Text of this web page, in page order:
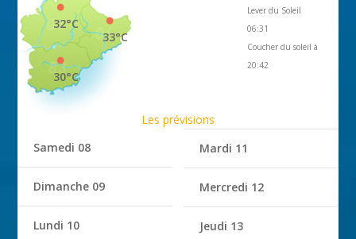
33°C
32°C
30°C
Lever du Soleil
06:31
Coucher du soleil à
20:42
Les prévisions
Samedi 08
Dimanche 09
Lundi 10
Mardi 11
Mercredi 12
Jeudi 13